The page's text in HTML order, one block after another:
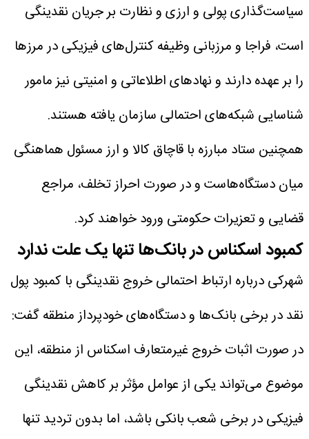
سیاست‌گذاری پولی و ارزی و نظارت بر جریان نقدینگی
است، فراجا و مرزبانی وظیفه کنترل‌های فیزیکی در مرزها
را بر عهده دارند و نهادهای اطلاعاتی و امنیتی نیز مامور
شناسایی شبکه‌های احتمالی سازمان‌ یافته هستند.
همچنین ستاد مبارزه با قاچاق کالا و ارز مسئول هماهنگی
میان دستگاه‌هاست و در صورت احراز تخلف، مراجع
قضایی و تعزیرات حکومتی ورود خواهند کرد.
کمبود اسکناس در بانک‌ها تنها یک علت ندارد
شهرکی درباره ارتباط احتمالی خروج نقدینگی با کمبود پول
نقد در برخی بانک‌ها و دستگاه‌های خودپرداز منطقه گفت:
در صورت اثبات خروج غیرمتعارف اسکناس از منطقه، این
موضوع می‌تواند یکی از عوامل مؤثر بر کاهش نقدینگی
فیزیکی در برخی شعب بانکی باشد، اما بدون تردید تنها